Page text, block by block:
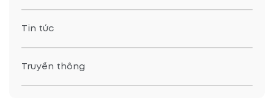
Tin tức
Truyền thông